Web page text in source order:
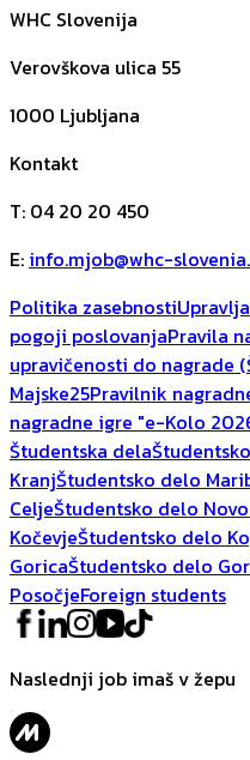
WHC Slovenija
Verovškova ulica 55
1000 Ljubljana
Kontakt
T: 04 20 20 450
E: info.mjob@whc-
Politika zasebnosti
pogoji poslovanjaPravila
upravičenosti do nagrade
Majske25Pravilnik
nagradne igre "e-Kolo
Študentska dela
KranjŠtudentsko delo
CeljeŠtudentsko delo
KočevjeŠtudentsko delo
GoricaŠtudentsko delo
PosočjeForeign students
Naslednji job imaš v žepu